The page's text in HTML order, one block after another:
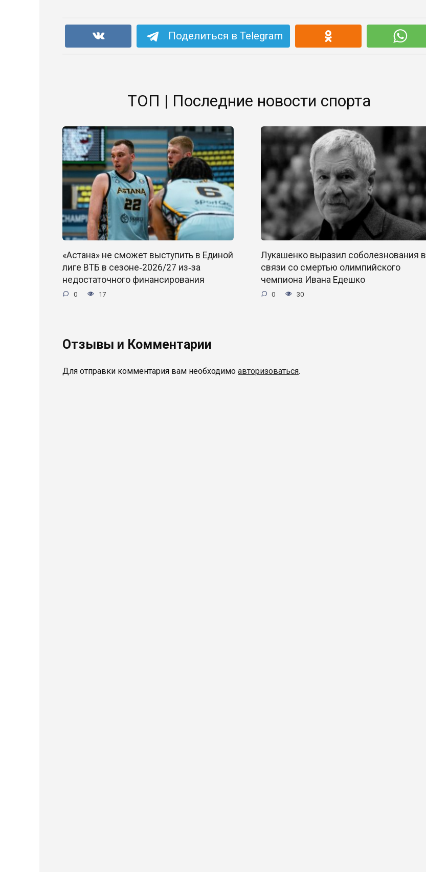
Поделиться в Telegram
ТОП | Последние новости спорта
«Астана» не сможет выступить в Единой
лиге ВТБ в сезоне‑2026/27 из‑за
недостаточного финансирования
0 17
Лукашенко выразил соболезнования в
связи со смертью олимпийского
чемпиона Ивана Едешко
0 30
Отзывы и Комментарии
Для отправки комментария вам необходимо авторизоваться.